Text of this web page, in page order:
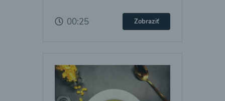
00:25 Zobraziť